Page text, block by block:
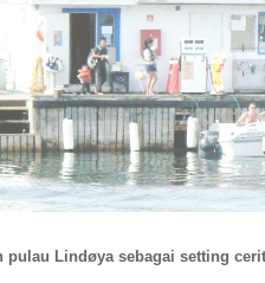
pulau Lindøya sebagai setting